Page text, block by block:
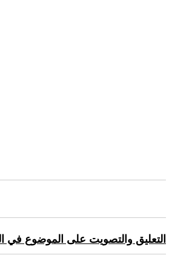
التعليق والتصويت على الموضوع في